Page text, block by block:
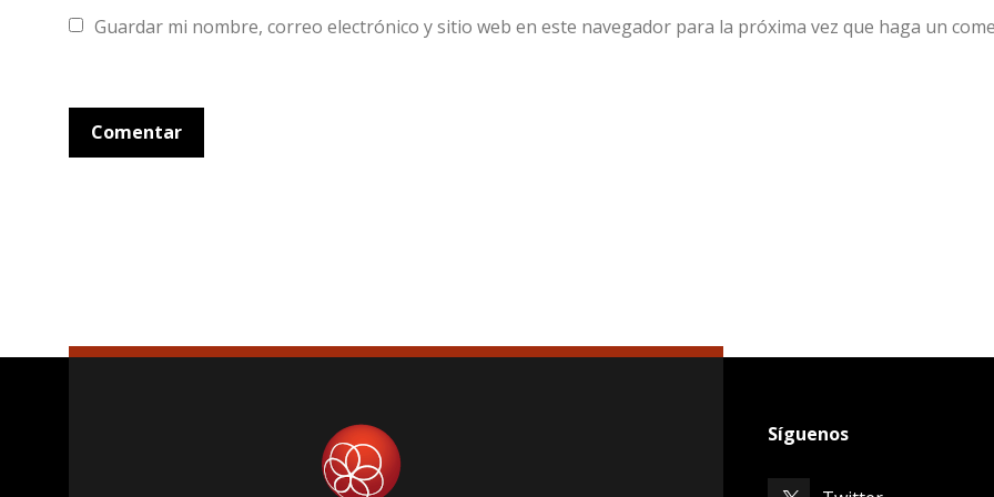
Guardar mi nombre, correo electrónico y sitio web en este navegador para la próxima vez que haga un
Síguenos